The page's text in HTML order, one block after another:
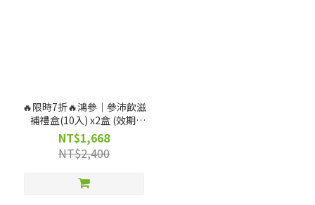
🔥限時7折🔥鴻參｜參沛飲滋
補禮盒(10入) x2盒 (效期:
20261223)---僅限宅配
NT$1,668
NT$2,400